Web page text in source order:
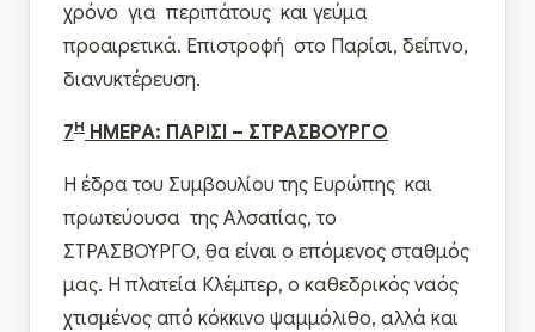
χρόνο για περιπάτους και γεύμα
προαιρετικά. Επιστροφή στο Παρίσι, δείπνο,
διανυκτέρευση.
7Η ΗΜΕΡΑ: ΠΑΡΙΣΙ – ΣΤΡΑΣΒΟΥΡΓΟ
Η έδρα του Συμβουλίου της Ευρώπης και
πρωτεύουσα της Αλσατίας, το
ΣΤΡΑΣΒΟΥΡΓΟ, θα είναι ο επόμενος σταθμός
μας. Η πλατεία Κλέμπερ, ο καθεδρικός ναός
χτισμένος από κόκκινο ψαμμόλιθο, αλλά και